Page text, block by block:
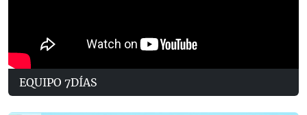
EQUIPO 7DÍAS